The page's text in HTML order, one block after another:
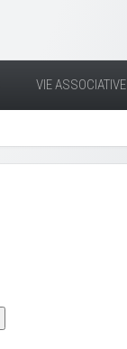
VIE ASSOCIATIVE